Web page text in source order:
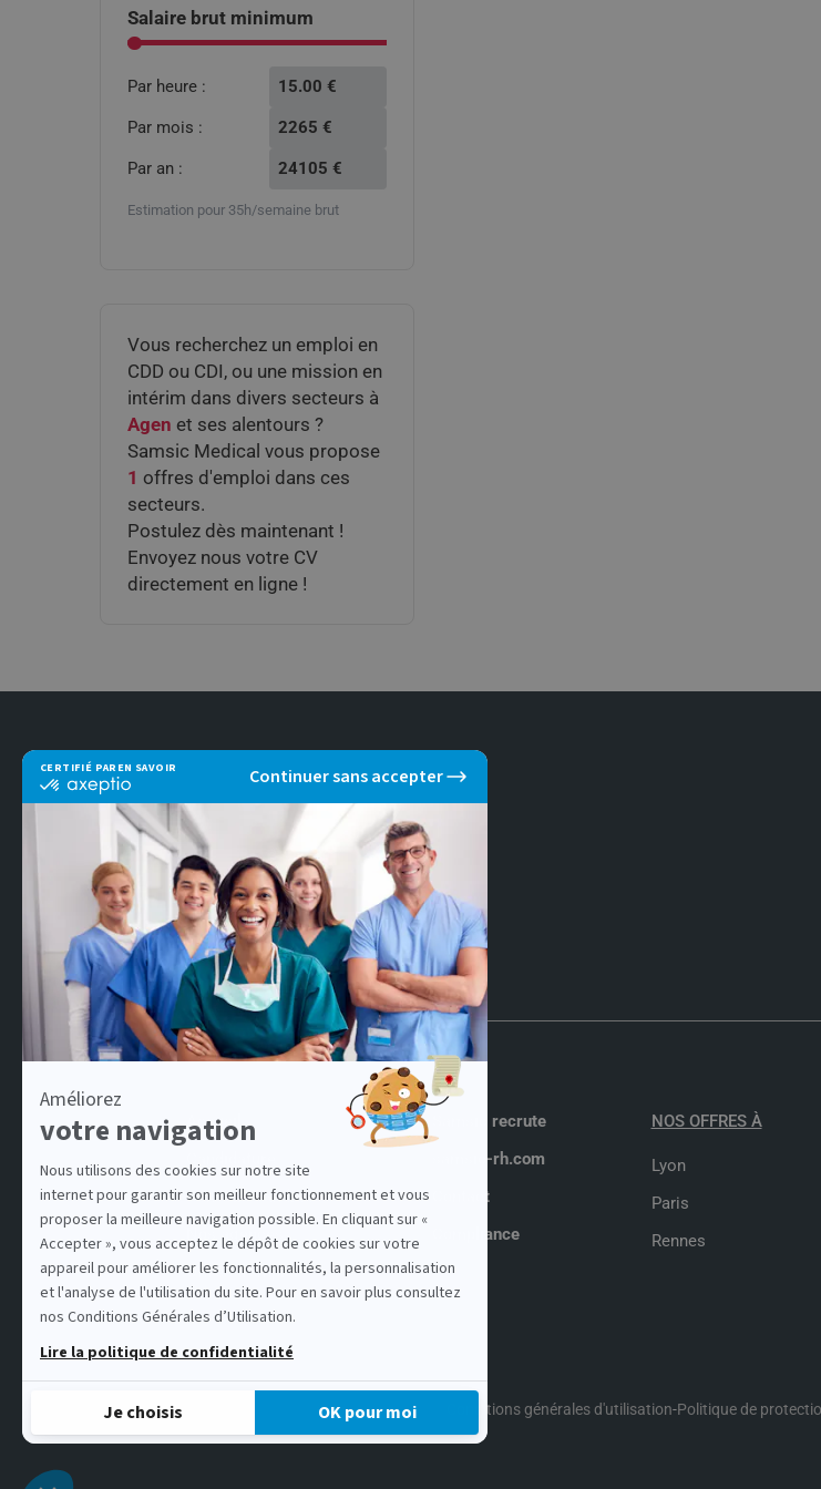
option:
Salaire brut minimum
Par heure : 15.00 €
Par mois : 2265 €
Par an : 24105 €
Estimation pour 35h/semaine brut
Vous recherchez un emploi en
CDD ou CDI, ou une mission en
intérim dans divers secteurs à
Agen et ses alentours ?
Samsic Medical vous propose
1 offres d'emploi dans ces
secteurs.
Postulez dès maintenant !
Envoyez nous votre CV
directement en ligne !
Accueil
Conseils candidats
Nos agences
Offres d'emploi
Samsic recrute
samsic-rh.com
Contact
Compliance
NOS OFFRES À
Lyon
Paris
Rennes
Conditions générales d'utilisation-Politique de